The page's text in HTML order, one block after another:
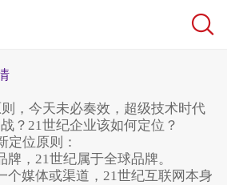
，今天未必奏效，超级技术时代
？21世纪企业该如何定位？
定位原则：
，21世纪属于全球品牌。
个媒体或渠道，21世纪互联网本身